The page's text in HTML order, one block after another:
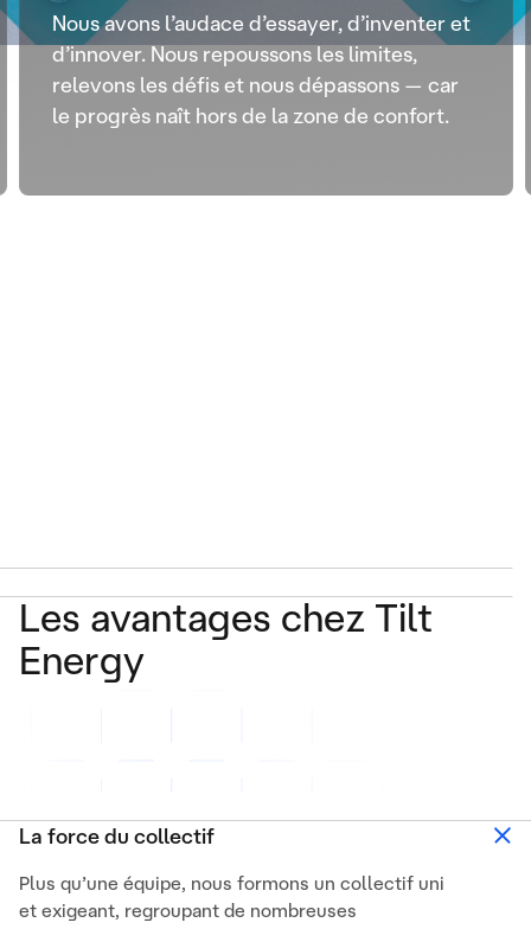
Nous avons l’audace d’essayer, d’inventer et
d’innover. Nous repoussons les limites,
relevons les défis et nous dépassons — car
le progrès naît hors de la zone de confort.
Les avantages chez Tilt
Energy
La force du collectif
Plus qu’une équipe, nous formons un collectif uni
et exigeant, regroupant de nombreuses